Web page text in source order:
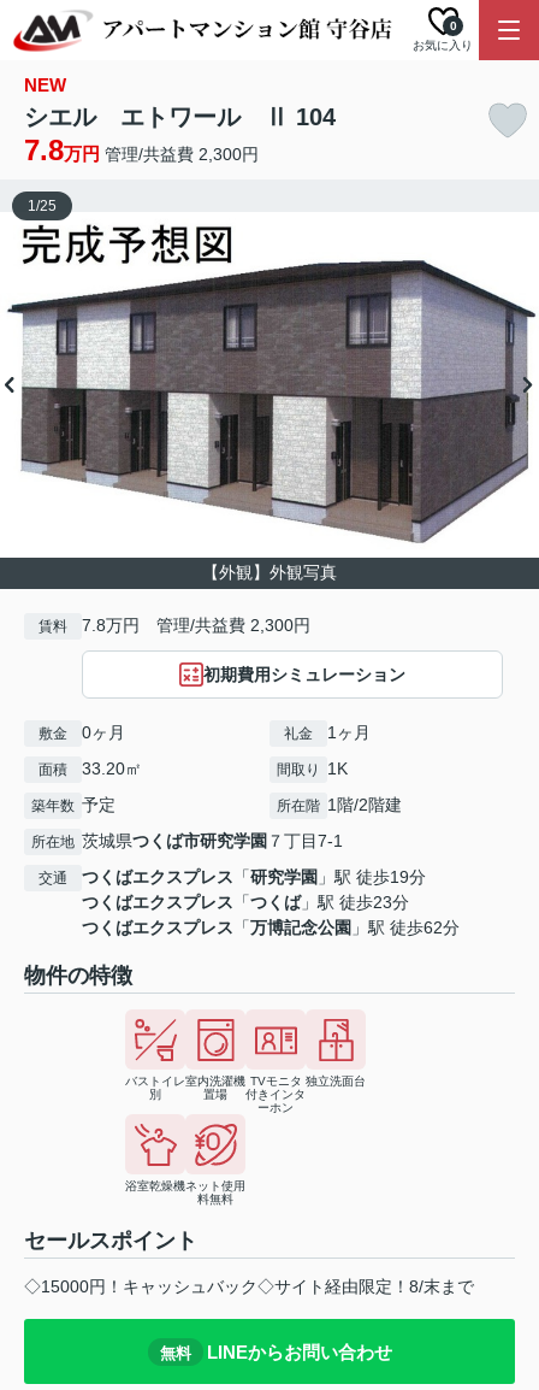
お気に入り
0
NEW
シエル エトワール Ⅱ 104
7.8万円 管理/共益費 2,300円
【外観】外観写真
1/25
賃料 7.8万円 管理/共益費 2,300円
初期費用シミュレーション
敷金 0ヶ月 礼金 1ヶ月
面積 33.20㎡ 間取り 1K
築年数 予定 所在階 1階/2階建
所在地 茨城県つくば市研究学園 ７丁目7-1
交通 つくばエクスプレス 「研究学園 」駅 徒歩19分
つくばエクスプレス 「つくば」駅 徒歩23分
つくばエクスプレス 「万博記念公園 」駅 徒歩62分
物件の特徴
バストイレ
別
室内洗濯機
置場
TVモニタ
付きインタ
ーホン
独立洗面台
浴室乾燥機ネット使用
料無料
セールスポイント
◇15000円！キャッシュバック◇サイト経由限定！8/末まで
無料 LINEからお問い合わせ